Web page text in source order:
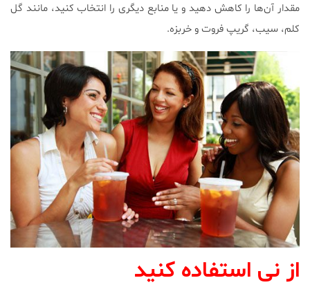
مقدار آن‌ها را کاهش دهید و یا منابع دیگری را انتخاب کنید، مانند گل
کلم، سیب، گریپ فروت و خربزه.
از نی استفاده کنید